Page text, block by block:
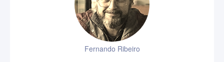
Fernando Ribeiro